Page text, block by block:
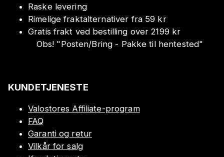
Raske levering
Rimelige fraktalternativer fra 59 kr
Gratis frakt ved bestilling over 2199 kr
Obs! "Posten/Bring - Pakke til hentested"
KUNDETJENESTE
Valostores Affiliate-program
FAQ
Garanti og retur
Vilkår for salg